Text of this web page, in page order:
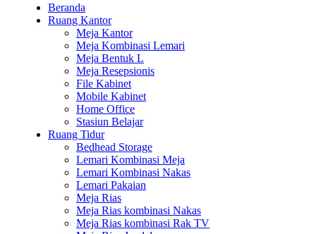
Beranda
Ruang Kantor
Meja Kantor
Meja Kombinasi Lemari
Meja Bentuk L
Meja Resepsionis
File Kabinet
Mobile Kabinet
Home Office
Stasiun Belajar
Ruang Tidur
Bedhead Storage
Lemari Kombinasi Meja
Lemari Kombinasi Nakas
Lemari Pakaian
Meja Rias
Meja Rias kombinasi Nakas
Meja Rias kombinasi Rak TV